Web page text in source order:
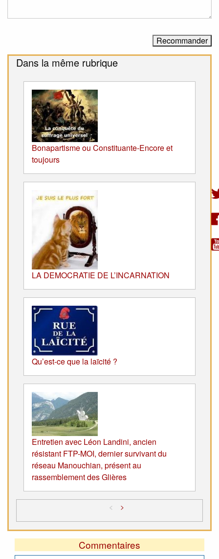
Dans la même rubrique
Bonapartisme ou Constituante-Encore et
toujours
LA DEMOCRATIE DE L’INCARNATION
Qu’est-ce que la laïcité ?
Entretien avec Léon Landini, ancien
résistant FTP-MOI, dernier survivant du
réseau Manouchian, présent au
rassemblement des Glières
< >
Commentaires